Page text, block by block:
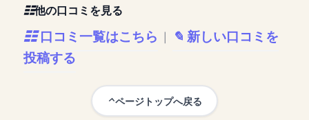
他の口コミを見る
口コミ一覧はこちら
新しい口コミを
投稿する
ページトップへ戻る